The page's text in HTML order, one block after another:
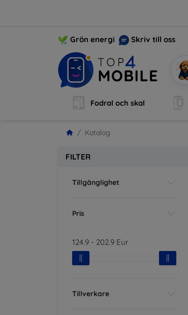
Grön energi Skriv till oss
Fodral och skal
Katalog
FILTER
Tillgänglighet
Pris
124.9 - 202.9 Eur
Tillverkare